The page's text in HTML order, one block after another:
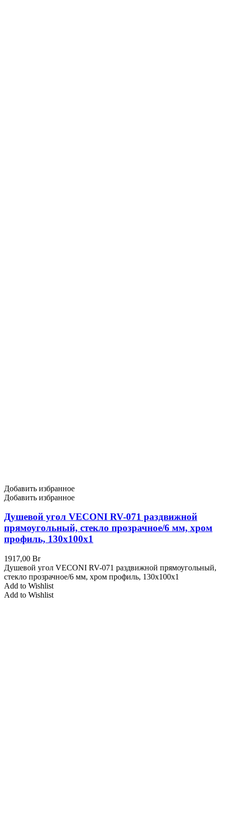
Добавить избранное
Добавить избранное
Душевой угол VECONI RV-071 раздвижной
прямоугольный, стекло прозрачное/6 мм, хром
профиль, 130x100x1
1917,00 Br
Душевой угол VECONI RV-071 раздвижной прямоугольный,
стекло прозрачное/6 мм, хром профиль, 130x100x1
Add to Wishlist
Add to Wishlist